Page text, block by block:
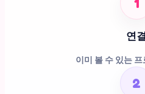
연결
이미 볼 수 있는
2